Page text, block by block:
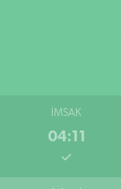
İMSAK
04:11